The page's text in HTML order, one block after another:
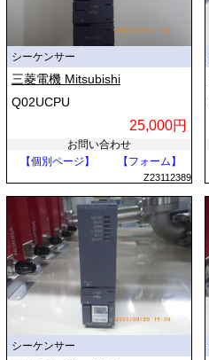
シーケンサー
三菱電機 Mitsubishi
Q02UCPU
25,000円
お問い合わせ
【個別ページ】
【フォーム】
Z23112389
シーケンサー